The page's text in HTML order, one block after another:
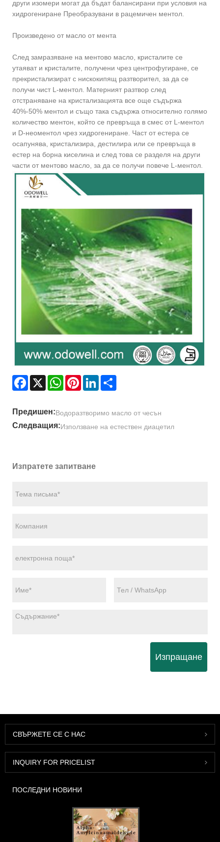
други изомери могат да бъдат балансирани при условия на
хидрогениране Преобразувани в рацемичен ментол.
Произведено от масло от мента
След замразяване на ментово масло, кристалите се
утаяват и кристалите, получени чрез центрофугиране, се
прекристализират с нискокипящ разтворител, за да се
получи чист L-ментол. Матерният разтвор след
отстраняване на кристализацията все още съдържа
40%-50% ментол и също така съдържа относително голямо
количество ментон, който се превръща в смес от L-ментол
и D-неоментол чрез хидрогениране. Част от естера се
осапунява, кристализира, дестилира или се превръща в
естер на борна киселина и след това се разделя на други
части от ментово масло, за да се получи повече L-ментол.
Facebook
X WhatsAppPinterestLinkedIn
Предишен:Водоразтворимо масло от чесън
Следващия:Използване на естествен диацетил
Изпратете запитване
Изпращане
СВЪРЖЕТЕ СЕ С НАС
INQUIRY FOR PRICELIST
ПОСЛЕДНИ НОВИНИ